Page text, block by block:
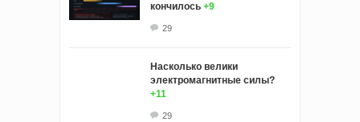
кончилось +9
29
Насколько велики
электромагнитные силы?
+11
29